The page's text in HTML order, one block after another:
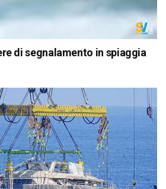
di segnalamento in spiaggia